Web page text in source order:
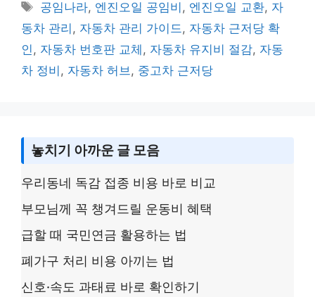
Li
n
k
a
g
e
b
o
o
Tags
공임나라, 엔진오일 공임비 , 엔진오일 교환, 자
동차 관리 , 자동차 관리 가이드, 자동차 근저당 확
인, 자동차 번호판 교체 , 자동차 유지비 절감, 자동
차 정비 , 자동차 허브, 중고차 근저당
놓치기 아까운 글 모음
우리동네 독감 접종 비용 바로 비교
부모님께 꼭 챙겨드릴 운동비 혜택
급할 때 국민연금 활용하는 법
폐가구 처리 비용 아끼는 법
신호·속도 과태료 바로 확인하기